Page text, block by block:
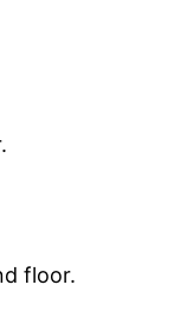
floor.